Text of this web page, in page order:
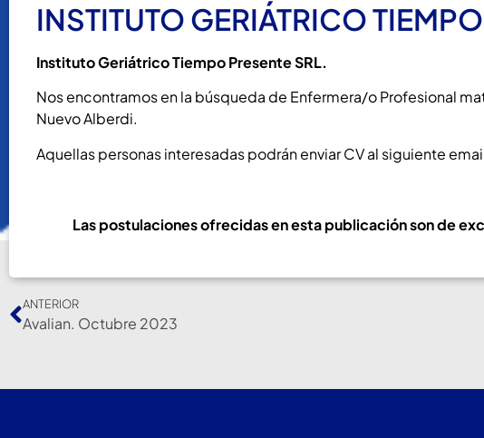
INSTITUTO GERIÁTRICO
Instituto Geriátrico Tiempo Presente SRL.
Nos encontramos en la búsqueda de Enfermera/o Profesional
Nuevo Alberdi.
Aquellas personas interesadas podrán enviar CV al siguiente
Las postulaciones ofrecidas en esta publicación son de
ANTERIOR
Avalian. Octubre 2023